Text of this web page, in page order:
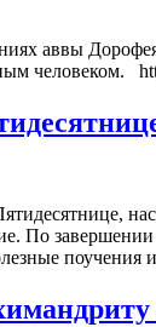
аввы
человеком.
По
поучения